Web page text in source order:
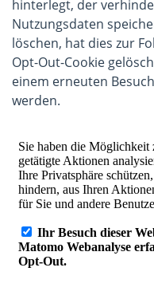
hinterlegt, der
Nutzungsdaten
löschen, hat dies zur
Opt-Out-Cookie
einem erneuten
werden.